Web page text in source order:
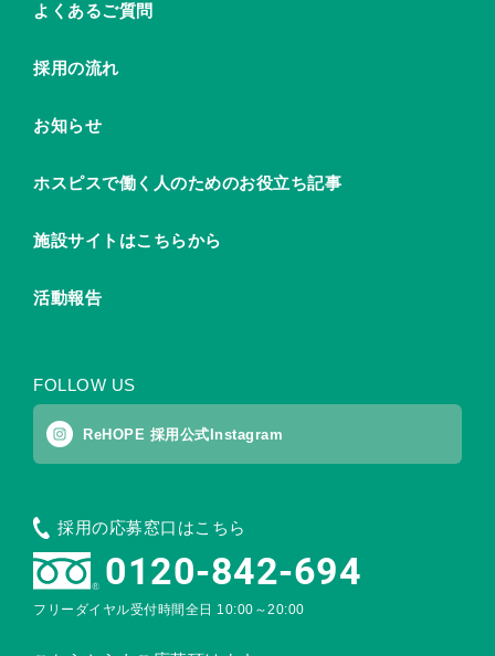
よくあるご質問
採用の流れ
お知らせ
ホスピスで働く人のためのお役立ち記事
施設サイトはこちらから
活動報告
FOLLOW US
ReHOPE 採用公式Instagram
採用の応募窓口はこちら
0120-842-694
フリーダイヤル受付時間全日 10:00～20:00